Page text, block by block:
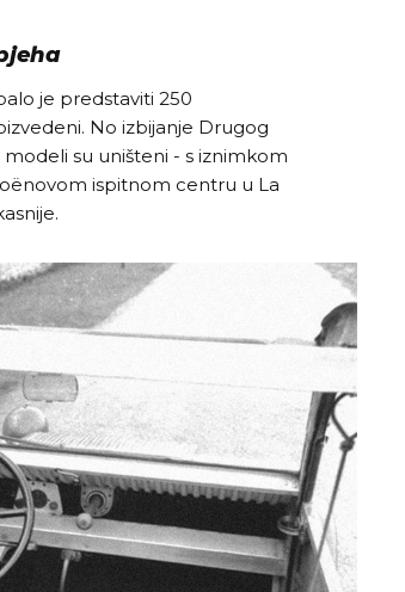
je predstaviti 250
No izbijanje Drugog
su uništeni - s iznimkom
ispitnom centru u La